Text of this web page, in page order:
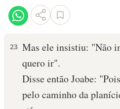
VERSÍCULOS
PALAVRA DO DIA
SALMO DO DIA
23 Mas ele insistiu: "Não
quero ir".
Disse então Joabe:
pelo caminho da